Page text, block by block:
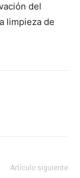
del
limpieza de
Artículo siguiente